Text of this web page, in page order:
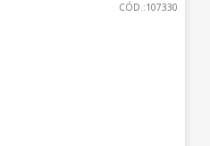
CÓD.:107330